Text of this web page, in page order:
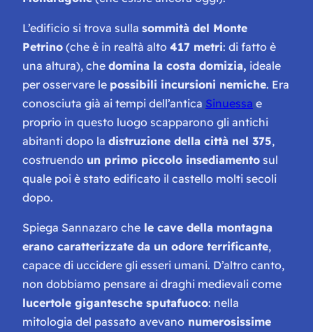
L’edificio si trova sulla sommità del Monte
Petrino (che è in realtà alto 417 metri: di fatto è
una altura), che domina la costa domizia, ideale
per osservare le possibili incursioni nemiche. Era
conosciuta già ai tempi dell’antica Sinuessa e
proprio in questo luogo scapparono gli antichi
abitanti dopo la distruzione della città nel 375,
costruendo un primo piccolo insediamento sul
quale poi è stato edificato il castello molti secoli
dopo.
Spiega Sannazaro che le cave della montagna
erano caratterizzate da un odore terrificante,
capace di uccidere gli esseri umani. D’altro canto,
non dobbiamo pensare ai draghi medievali come
lucertole gigantesche sputafuoco: nella
mitologia del passato avevano numerosissime